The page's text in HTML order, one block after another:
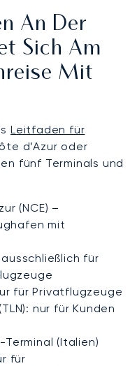
An Der
Sich Am
Mit
Leitfaden für
d’Azur oder
fünf Terminals und
(NCE) –
mit
für
für Privatflugzeuge
nur für Kunden
Terminal (Italien)
für